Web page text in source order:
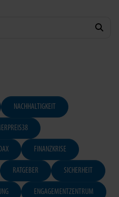
NACHHALTIGKEIT
DAX FINANZKRISE
RATGEBER SICHERHEIT
ENGAGEMENTZENTRUM